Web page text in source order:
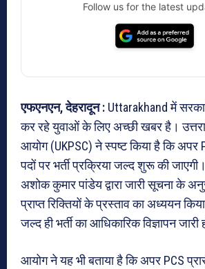
Follow us for the latest
एफएनएन, देहरादून : Uttarakhand में
कर रहे युवाओं के लिए अच्छी खबर है।
आयोग (UKPSC) ने स्पष्ट किया है कि अपर
पदों पर भर्ती प्रक्रिया जल्द शुरू की
अशोक कुमार पांडेय द्वारा जारी सूचना के
प्राप्त रिक्तियों के प्रस्ताव का अध्ययन
जल्द ही भर्ती का आधिकारिक विज्ञापन जारी
आयोग ने यह भी बताया है कि अपर PCS